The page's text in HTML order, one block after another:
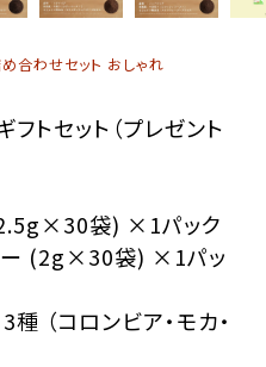
合わせセット おしゃれ
トセット（プレゼント
袋) ×1パック
ー (2g×30袋) ×1パッ
（コロンビア・モカ・